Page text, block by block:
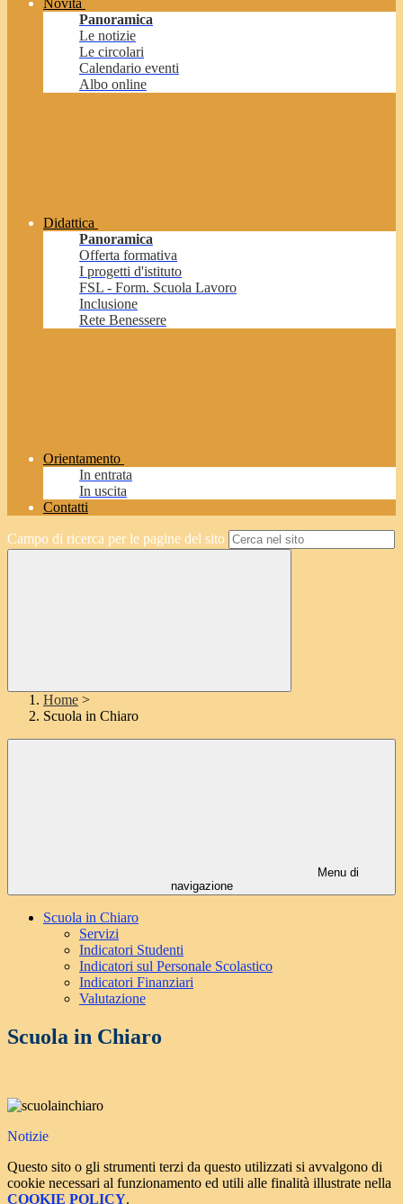
Novità
Panoramica
Le notizie
Le circolari
Calendario eventi
Albo online
Didattica
Panoramica
Offerta formativa
I progetti d'istituto
FSL - Form. Scuola Lavoro
Inclusione
Rete Benessere
Orientamento
In entrata
In uscita
Contatti
Campo di ricerca per le pagine del sito
Home >
Scuola in Chiaro
Menu di
navigazione
Scuola in Chiaro
Servizi
Indicatori Studenti
Indicatori sul Personale Scolastico
Indicatori Finanziari
Valutazione
Scuola in Chiaro
Notizie
Questo sito o gli strumenti terzi da questo utilizzati si avvalgono di
cookie necessari al funzionamento ed utili alle finalità illustrate nella
COOKIE POLICY.